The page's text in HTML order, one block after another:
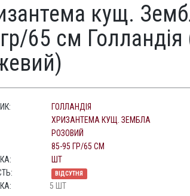
кущ.
65 см
ГОЛЛАНДІЯ
ХРИЗАНТЕМА КУЩ. ЗЕМБЛА
РОЗОВИЙ
85-95 ГР/65 СМ
ШТ
ВІДСУТНЯ
5 ШТ